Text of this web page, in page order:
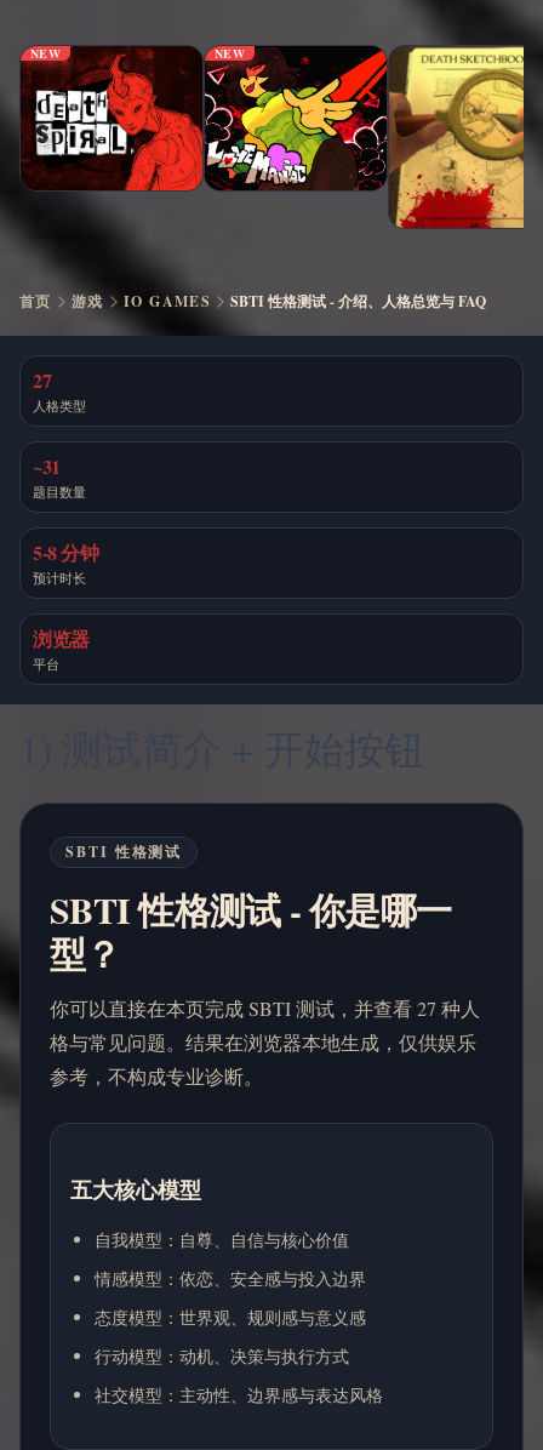
NEW NEW
首页 游戏 IO GAMES SBTI 性格测试 - 介绍、人格总览与 FAQ
27
人格类型
~31
题目数量
5-8 分钟
预计时长
浏览器
平台
1) 测试简介 + 开始按钮
SBTI 性格测试
SBTI 性格测试 - 你是哪一
型？
你可以直接在本页完成 SBTI 测试，并查看 27 种人
格与常见问题。结果在浏览器本地生成，仅供娱乐
参考，不构成专业诊断。
五大核心模型
自我模型：自尊、自信与核心价值
情感模型：依恋、安全感与投入边界
态度模型：世界观、规则感与意义感
行动模型：动机、决策与执行方式
社交模型：主动性、边界感与表达风格